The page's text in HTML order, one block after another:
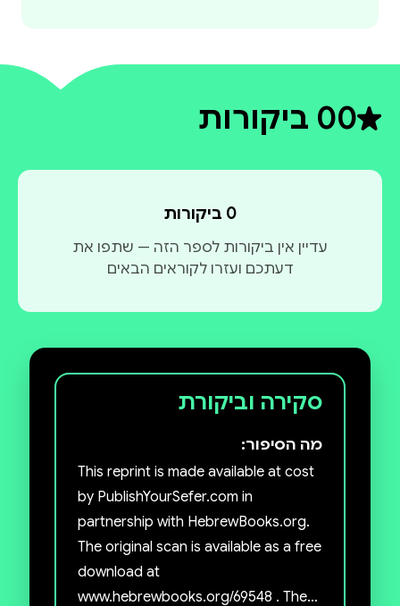
0דירוג ממוצע 0 מתוך 5
0 ביקורות
0 ביקורות
עדיין אין ביקורות לספר הזה — שתפו את
דעתכם ועזרו לקוראים הבאים
סקירה וביקורת
מה הסיפור:
This reprint is made available at cost
by PublishYourSefer.com in
partnership with HebrewBooks.org.
The original scan is available as a free
download at
www.hebrewbooks.org/69548 . The